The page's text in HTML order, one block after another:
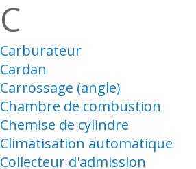
C
Carburateur
Cardan
Carrossage (angle)
Chambre de combustion
Chemise de cylindre
Climatisation automatique
Collecteur d'admission